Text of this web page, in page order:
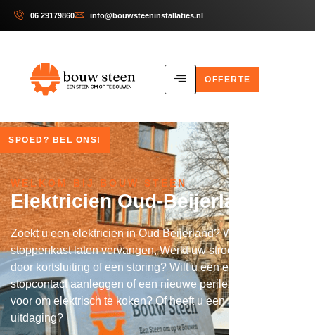
06 29179860 info@bouwsteeninstallaties.nl
OFFERTE
SPOED? BEL ONS!
WELKOM BIJ BOUW STEEN
Elektricien Oud-Beijerland
Zoekt u een elektricien in Oud Beijerland? Wilt u een
stoppenkast laten vervangen, Werkt uw stroom niet meer
door kortsluiting of een storing? Wilt u een extra
stopcontact aanleggen of een nieuwe perilex aansluiting
voor om elektrisch te koken? Of heeft u een andere elektro
uitdaging?